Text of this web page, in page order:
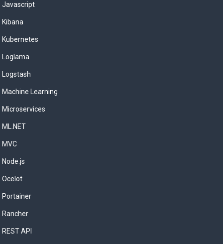
Javascript
Kibana
Kubernetes
Loglama
Logstash
Machine Learning
Microservices
ML.NET
MVC
Node.js
Ocelot
Portainer
Rancher
REST API